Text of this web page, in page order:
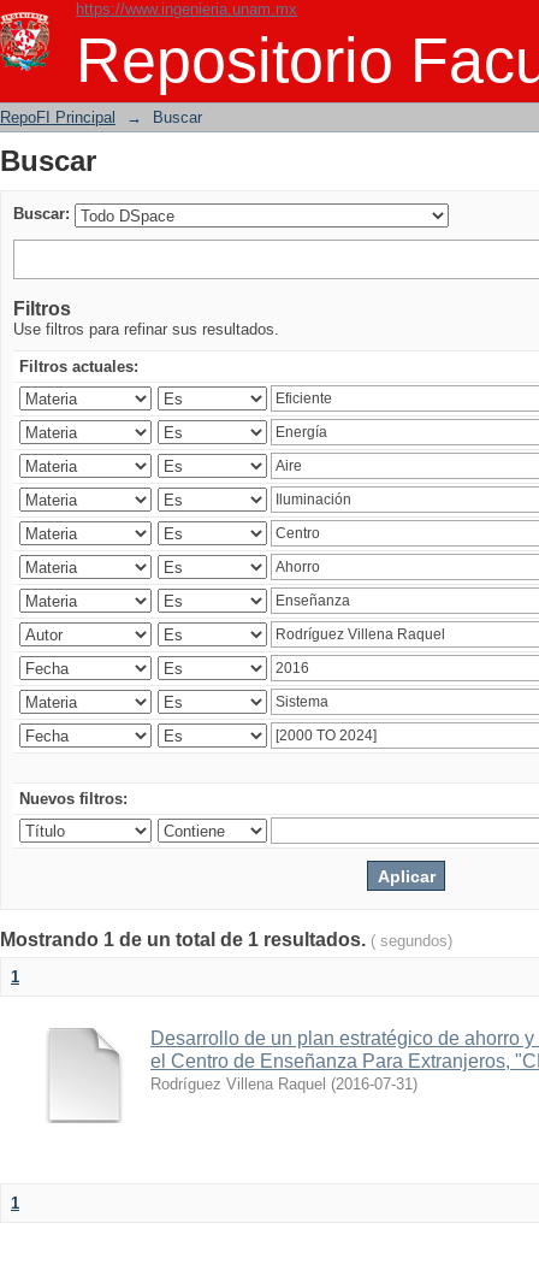
https://www.ingenieria.unam.mx
Repositorio
Buscar
RepoFI Principal → Buscar
Buscar
Buscar:
Filtros
Use filtros para refinar sus resultados.
Filtros actuales:
Nuevos filtros:
Mostrando 1 de un total de 1 resultados. ( segundos)
1
Desarrollo de un plan estratégico de ahorro
el Centro de Enseñanza Para Extranjeros,
Rodríguez Villena Raquel (2016-07-31)
1